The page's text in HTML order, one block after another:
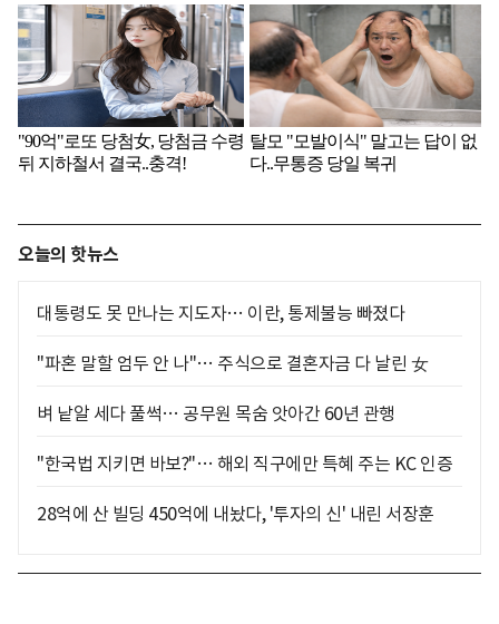
오늘의 핫뉴스
대통령도 못 만나는 지도자… 이란, 통제불능 빠졌다
"파혼 말할 엄두 안 나"… 주식으로 결혼자금 다 날린 女
벼 낱알 세다 풀썩… 공무원 목숨 앗아간 60년 관행
"한국법 지키면 바보?"… 해외 직구에만 특혜 주는 KC 인증
28억에 산 빌딩 450억에 내놨다, '투자의 신' 내린 서장훈